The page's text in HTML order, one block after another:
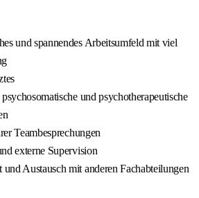
und spannendes Arbeitsumfeld mit viel
und psychotherapeutische
Teambesprechungen
externe Supervision
und Austausch mit anderen Fachabteilungen